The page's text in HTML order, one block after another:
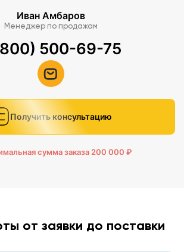
Иван Амбаров
Менеджер по продажам
500-69-75
Получить консультацию
сумма заказа 200 000 ₽
от заявки до поставки